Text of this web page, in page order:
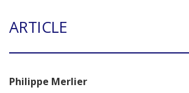
ARTICLE
Philippe Merlier